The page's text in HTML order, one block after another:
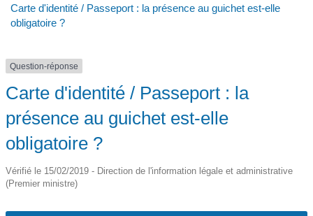
Carte d'identité / Passeport : la présence au guichet est-elle
obligatoire ?
Question-réponse
Carte d'identité / Passeport : la
présence au guichet est-elle
obligatoire ?
Vérifié le 15/02/2019 - Direction de l'information légale et administrative
(Premier ministre)